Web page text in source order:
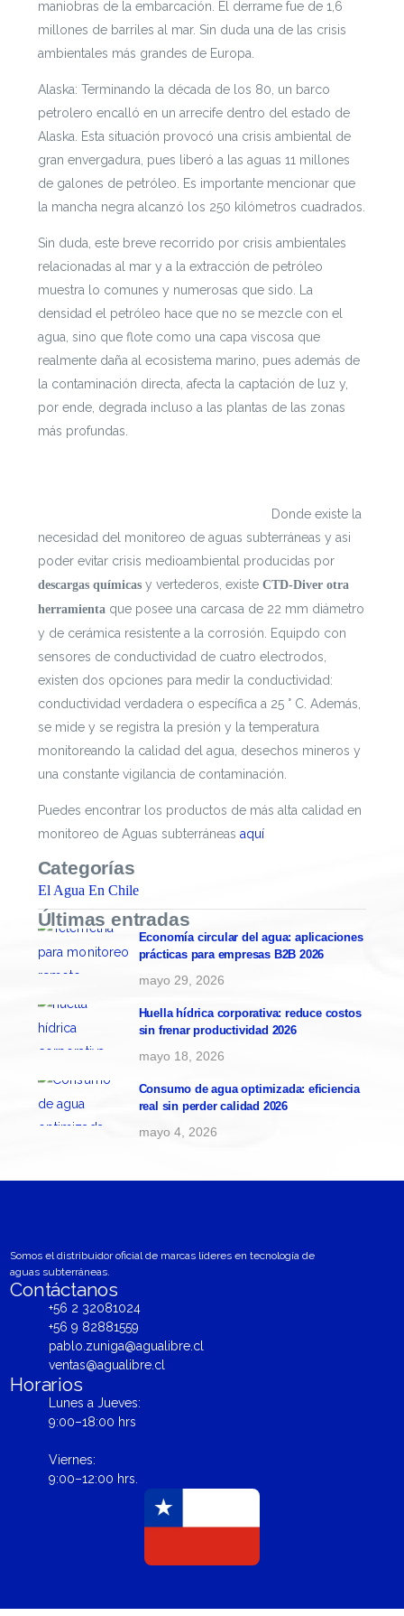
maniobras de la embarcación. El derrame fue de 1,6
millones de barriles al mar. Sin duda una de las crisis
ambientales más grandes de Europa.
Alaska: Terminando la década de los 80, un barco
petrolero encalló en un arrecife dentro del estado de
Alaska. Esta situación provocó una crisis ambiental de
gran envergadura, pues liberó a las aguas 11 millones
de galones de petróleo. Es importante mencionar que
la mancha negra alcanzó los 250 kilómetros cuadrados.
Sin duda, este breve recorrido por crisis ambientales
relacionadas al mar y a la extracción de petróleo
muestra lo comunes y numerosas que sido. La
densidad el petróleo hace que no se mezcle con el
agua, sino que flote como una capa viscosa que
realmente daña al ecosistema marino, pues además de
la contaminación directa, afecta la captación de luz y,
por ende, degrada incluso a las plantas de las zonas
más profundas.
Donde existe la
necesidad del monitoreo de aguas subterráneas y asi
poder evitar crisis medioambiental producidas por
descargas químicasy vertederos, existe CTD-Diver otra
herramienta que posee una carcasa de 22 mm diámetro
y de cerámica resistente a la corrosión. Equipdo con
sensores de conductividad de cuatro electrodos,
existen dos opciones para medir la conductividad:
conductividad verdadera o específica a 25 ° C. Además,
se mide y se registra la presión y la temperatura
monitoreando la calidad del agua, desechos mineros y
una constante vigilancia de contaminación.
Puedes encontrar los productos de más alta calidad en
monitoreo de Aguas subterráneas aquí
Categorías
El Agua En Chile
Últimas entradas
Economía circular del agua: aplicaciones
prácticas para empresas B2B 2026
mayo 29, 2026
Huella hídrica corporativa: reduce costos
sin frenar productividad 2026
mayo 18, 2026
Consumo de agua optimizada: eficiencia
real sin perder calidad 2026
mayo 4, 2026
Somos el distribuidor oficial de marcas líderes en tecnología de
aguas subterráneas.
Contáctanos
+56 2 32081024
+56 9 82881559
pablo.zuniga@agualibre.cl
ventas@agualibre.cl
Horarios
Lunes a Jueves:
9:00–18:00 hrs
Viernes:
9:00–12:00 hrs.